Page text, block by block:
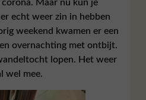
Maar nu kun je
echt weer zin in hebben
weekend kwamen er een
overnachting met ontbijt.
lopen. Het weer
wel mee.